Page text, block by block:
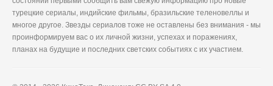
турецкие сериалы, индийские фильмы, бразильские теленовеллы и
многое другое. Звезды сериалов тоже не оставлены без внимания - мы
проинформируем вас о их личной жизни, успехах и поражениях,
планах на будущие и последних светских событиях с их участием.